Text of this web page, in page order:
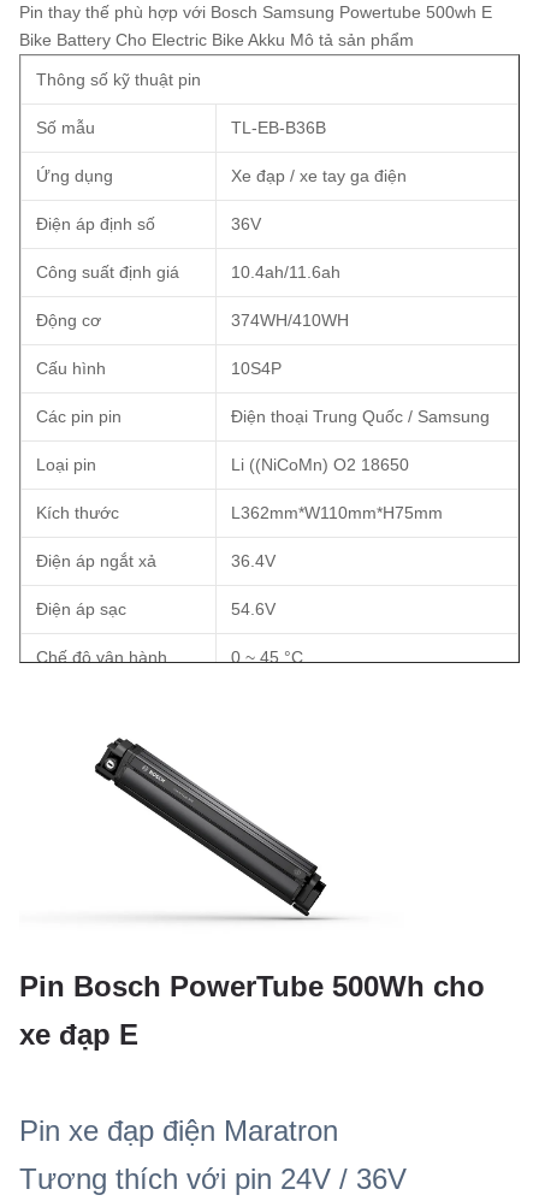
Pin thay thế phù hợp với Bosch Samsung Powertube 500wh E
Bike Battery Cho Electric Bike Akku Mô tả sản phẩm
Thông số kỹ thuật pin
Số mẫu TL-EB-B36B
Ứng dụng Xe đạp / xe tay ga điện
Điện áp định số 36V
Công suất định giá 10.4ah/11.6ah
Động cơ 374WH/410WH
Cấu hình 10S4P
Các pin pin Điện thoại Trung Quốc / Samsung
Loại pin Li ((NiCoMn) O2 18650
Kích thước L362mm*W110mm*H75mm
Điện áp ngắt xả 36.4V
Điện áp sạc 54.6V
Chế độ vận hành. 0 ~ 45 °C
Tuổi thọ chu kỳ
2.5-3.5kg
Shenzhen, Trung Quốc
1 năm
Pin Bosch PowerTube 500Wh cho
xe đạp E
Pin xe đạp điện Maratron
Tương thích với pin 24V / 36V